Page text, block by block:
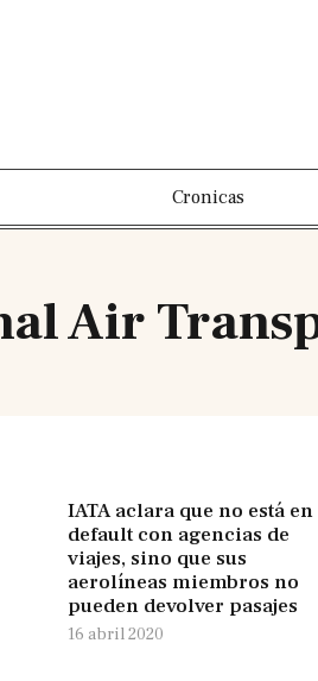
Cronicas
Air
IATA aclara que no está en
default con agencias de
viajes, sino que sus
aerolíneas miembros no
pueden devolver pasajes
16 abril 2020